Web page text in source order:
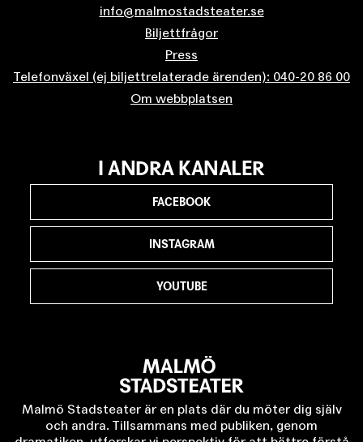
info@malmostadsteater.se
Biljettfrågor
Press
Telefonväxel (ej biljettrelaterade ärenden): 040-20 86 00
Om webbplatsen
Malmö Stadsteater är en plats där du möter dig själv
och andra. Tillsammans med publiken, genom
I ANDRA KANALER
FACEBOOK
INSTAGRAM
YOUTUBE